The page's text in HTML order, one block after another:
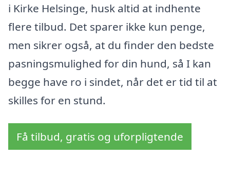
i Kirke Helsinge, husk altid at indhente
flere tilbud. Det sparer ikke kun penge,
men sikrer også, at du finder den bedste
pasningsmulighed for din hund, så I kan
begge have ro i sindet, når det er tid til at
skilles for en stund.
Få tilbud, gratis og uforpligtende